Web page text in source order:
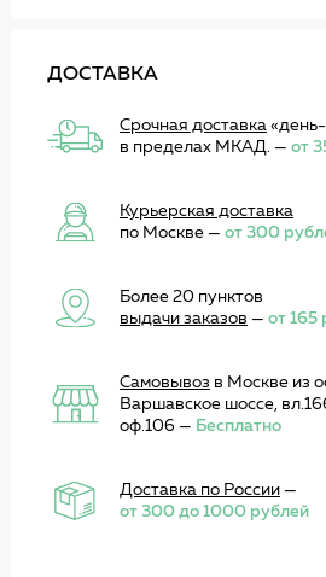
ДОСТАВКА
Срочная доставка
в пределах МКАД. — от
Курьерская доставка
по Москве — от 300
Более 20 пунктов
выдачи заказов — от 165
Самовывоз в Москве из
Варшавское шоссе,
оф.106 — Бесплатно
Доставка по России—
от 300 до 1000 рублей